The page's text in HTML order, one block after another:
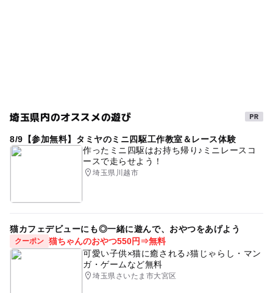
埼玉県内のオススメの遊び
8/9【参加無料】タミヤのミニ四駆工作教室＆レース体験
作ったミニ四駆はお持ち帰り♪ミニレースコ
ースで走らせよう！
埼玉県川越市
猫カフェデビューにも◎一緒に遊んで、おやつをあげよう
クーポン 猫ちゃんのおやつ550円⇒無料
可愛い子供×猫に癒される♪猫じゃらし・マン
ガ・ゲームなど無料
埼玉県さいたま市大宮区